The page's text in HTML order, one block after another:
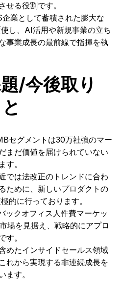
せる役割です。
業として蓄積された膨大な
し、AI活用や新規事業の立ち
事業成長の最前線で指揮を執
/今後取り
セグメントは30万社強のマー
まだ価値を届けられていない
す。
では法改正のトレンドに合わ
ために、新しいプロダクトの
的に行っております。
ックオフィス人件費マーケッ
場を見据え、戦略的にアプロ
す。
めたインサイドセールス領域
れから実現する非連続成長を
ます。